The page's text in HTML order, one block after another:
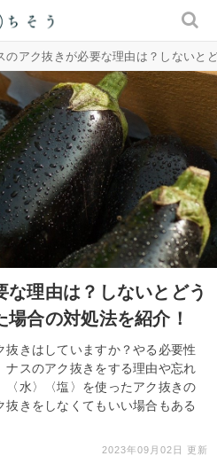
アク抜きが必要な理由は？しないと
理由は？しないとどう
合の対処法を紹介！
抜きはしていますか？やる必要性
スのアク抜きをする理由や忘れ
〈水〉〈塩〉を使ったアク抜きの
きをしなくてもいい場合もある
2023年09月02日 更新